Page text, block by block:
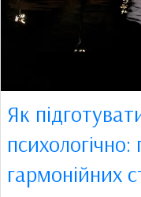
Як
гармонійних